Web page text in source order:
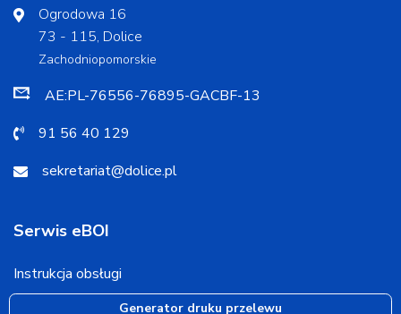
Ogrodowa 16
73 - 115, Dolice
Zachodniopomorskie
AE:PL-76556-76895-GACBF-13
91 56 40 129
sekretariat@dolice.pl
Serwis eBOI
Instrukcja obsługi
Generator druku przelewu